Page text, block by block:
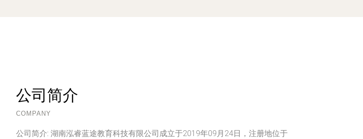
公司简介
COMPANY
公司简介: 湖南泓睿蓝途教育科技有限公司成立于2019年09月24日，注册地位于